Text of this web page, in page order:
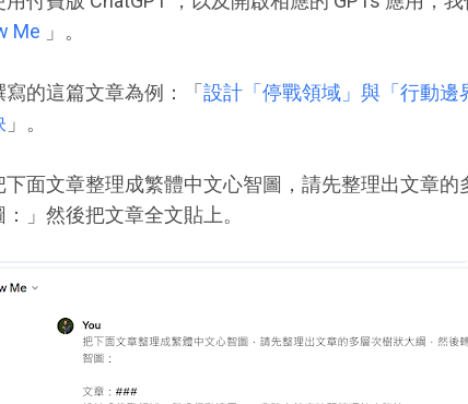
Me 」。
的這篇文章為例：「 設計「停戰領域」與「行動邊
」。
下面文章整理成繁體中文心智圖，請先整理出文章的
」然後把文章全文貼上。